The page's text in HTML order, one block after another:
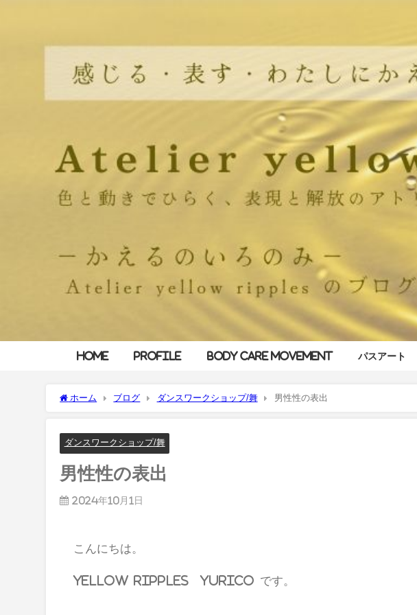
HOME Profile Body Care Movement パスアート
ホーム ブログ ダンスワークショップ/舞 男性性の表出
ダンスワークショップ/舞
男性性の表出
2024年10月1日
こんにちは。
yellow ripples yurico です。